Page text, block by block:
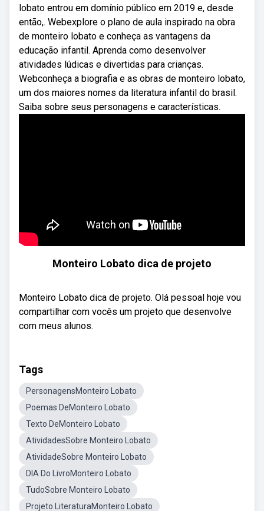
lobato entrou em domínio público em 2019 e, desde
então,. Webexplore o plano de aula inspirado na obra
de monteiro lobato e conheça as vantagens da
educação infantil. Aprenda como desenvolver
atividades lúdicas e divertidas para crianças.
Webconheça a biografia e as obras de monteiro lobato,
um dos maiores nomes da literatura infantil do brasil.
Saiba sobre seus personagens e características.
Monteiro Lobato dica de projeto
Monteiro Lobato dica de projeto. Olá pessoal hoje vou
compartilhar com vocês um projeto que desenvolve
com meus alunos.
Tags
PersonagensMonteiro Lobato
Poemas DeMonteiro Lobato
Texto DeMonteiro Lobato
AtividadesSobre Monteiro Lobato
AtividadeSobre Monteiro Lobato
DIA Do LivroMonteiro Lobato
TudoSobre Monteiro Lobato
Projeto LiteraturaMonteiro Lobato